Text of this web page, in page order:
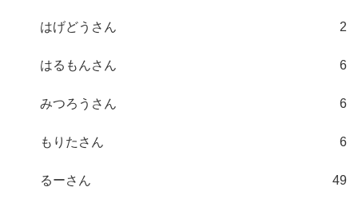
はげどうさん 2
はるもんさん 6
みつろうさん 6
もりたさん 6
るーさん 49